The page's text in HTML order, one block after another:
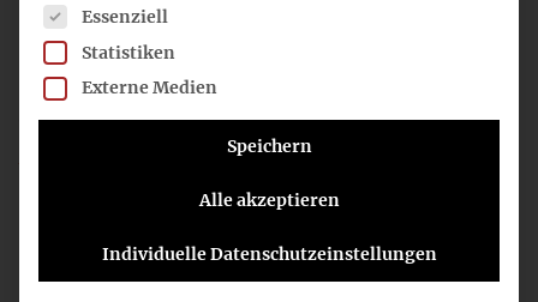
09:00
EFRAG Business model research paper
Es folgt eine Liste der Service-Gruppen, für die eine
Essenziell
Statistiken
Externe Medien
Speichern
Alle akzeptieren
Individuelle Datenschutzeinstellungen